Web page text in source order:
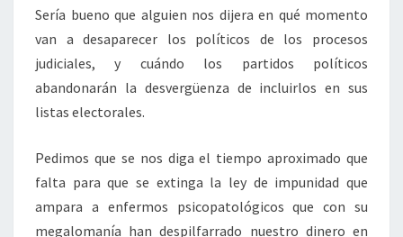
Sería bueno que alguien nos dijera en qué momento
van a desaparecer los políticos de los procesos
judiciales, y cuándo los partidos políticos
abandonarán la desvergüenza de incluirlos en sus
listas electorales.
Pedimos que se nos diga el tiempo aproximado que
falta para que se extinga la ley de impunidad que
ampara a enfermos psicopatológicos que con su
megalomanía han despilfarrado nuestro dinero en